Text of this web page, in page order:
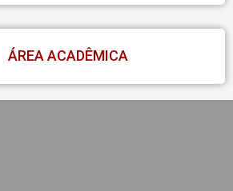
ÁREA ACADÊMICA